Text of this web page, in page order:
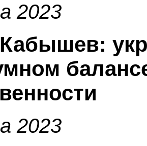
2023
2023